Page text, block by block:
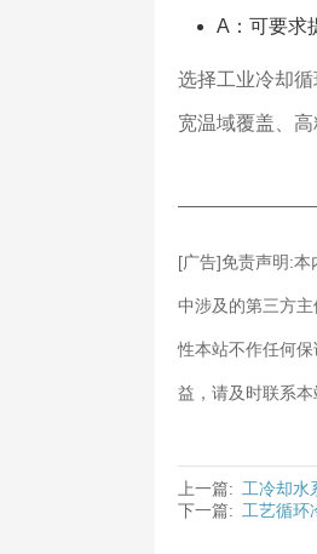
A：可要求
选择工业冷却
宽温域覆盖、
[广告]免责声明:
中涉及的第三方
性本站不作任何
益，请及时联系本
上一篇: 工冷却水
下一篇: 工艺循环